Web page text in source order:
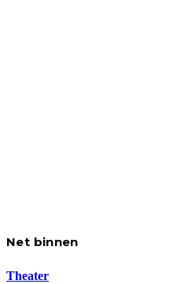
Net binnen
Theater